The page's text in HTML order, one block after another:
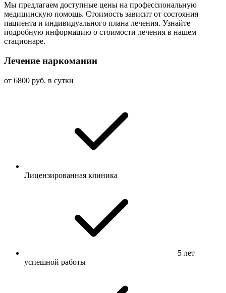
Мы предлагаем доступные цены на профессиональную
медицинскую помощь. Стоимость зависит от состояния
пациента и индивидуального плана лечения. Узнайте
подробную информацию о стоимости лечения в нашем
стационаре.
Лечение наркомании
от 6800 руб. в сутки
Лицензированная клиника
5 лет
успешной работы